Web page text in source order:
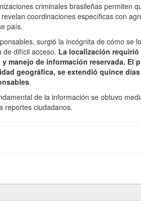
criminales brasileñas permiten
coordinaciones específicas con
país.
surgió la incógnita de cómo se
de difícil acceso. La localización
manejo de información reservada. El
geográfica, se extendió quince
.
de la información se obtuvo
reportes ciudadanos.